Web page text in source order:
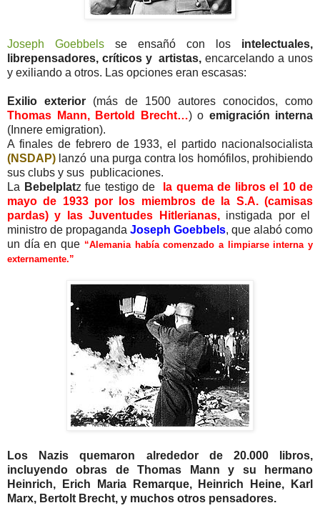
Joseph Goebbels se ensañó con los intelectuales,
librepensadores, críticos y artistas, encarcelando a unos
y exiliando a otros. Las opciones eran escasas:
Exilio exterior (más de 1500 autores conocidos, como
Thomas Mann, Bertold Brecht…) o emigración interna
(Innere emigration).
A finales de febrero de 1933, el partido nacionalsocialista
(NSDAP) lanzó una purga contra los homófilos, prohibiendo
sus clubs y sus publicaciones.
La Bebelplatz fue testigo de
la quema de libros el 10 de
mayo de 1933 por los miembros de la S.A. (camisas
pardas) y las Juventudes Hitlerianas,instigada por el
ministro de propaganda Joseph Goebbels, que alabó como
un día en que “Alemania había comenzado a limpiarse interna y
externamente.”
Los Nazis quemaron alrededor de 20.000 libros,
incluyendo obras de Thomas Mann y su hermano
Heinrich, Erich Maria Remarque, Heinrich Heine, Karl
Marx, Bertolt Brecht, y muchos otros pensadores.